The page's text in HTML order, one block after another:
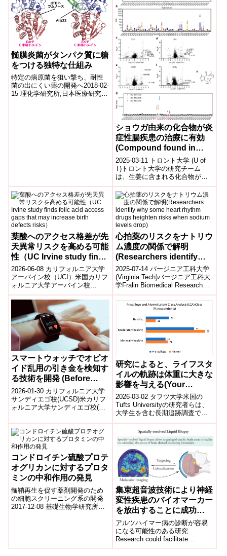
髄膜炎菌がタンパク質に糖
をつける独特な仕組み
特定の病原菌を狙い撃ち、耐性
菌の出にくい薬の開発へ2018-02-
15 理化学研究所,日本医療研究開
ショウガ由来の化合物が炎
症性腸疾患の治療に有効
(Compound found in
ginger could help treat
inflammatory bowel
disease: Study)
2025-03-11 トロント大学 (U of
T)​トロント大学の研究チーム
は、生姜に含まれる化合物が炎
症性腸疾患(IBD)の治療に有望で
あることを発見しまし...
葉酸へのアクセス格差が先
天異常リスクを高める可能
性（UC Irvine study finds
folic acid access gaps
that may increase birth
defects risks）
2026-06-08 カリフォルニア大学
アーバイン校（UCI）米国カリフ
ォルニア大学アーバイン校
（UCI）の研究チームは、葉酸
（フォリック酸）へのアクセス
格差が...
心拍薬のリスクをナトリウ
ム濃度の関係で解明
(Researchers identify
why some heart rhythm
drugs heighten risks
when sodium levels
drop)
2025-07-14 バージニア工科大学
(Virginia Tech)バージニア工科大
学Fralin Biomedical Research
Institute...
スマートウォッチでオピオ
イド乱用の引き金を検知す
る技術を開発 (Before
Crisis Strikes —
Smartwatch Tracks
Triggers For Opioid
2026-01-30 カリフォルニア大学
サンディエゴ校(UCSD)米カリフ
ォルニア大学サンディエゴ校(UC
マートウォッチ...
研究によると、ライフスタ
イルの軌跡は体重に大きな
影響を与える(Your
Lifestyle Trajectory
Greatly Influences Your
Weight, Study Says)
2026-03-02 タフツ大学米国の
Tufts Universityの研究者らは、
大学生を含む長期追跡調査で、
人生初期の生活習慣パターンが
成人期の体重に大きな...
コンドロイチン硫酸プロテ
オグリカンに対するプロタ
ミンの中和作用の発見
髄鞘再生を促す薬剤開発のため
の細胞スクリーニング系の開発
2017-12-08 基礎生物学研究所基
集束超音波技術により神経
変性疾患のバイオマーカー
を放出することに成功
(Focused ultrasound
technique leads to
release of
neurodegenerative
アルツハイマー病の診断が容易
になる可能性のある研究
Research could facilitate
diagnosis of Alzheimer’s dise...